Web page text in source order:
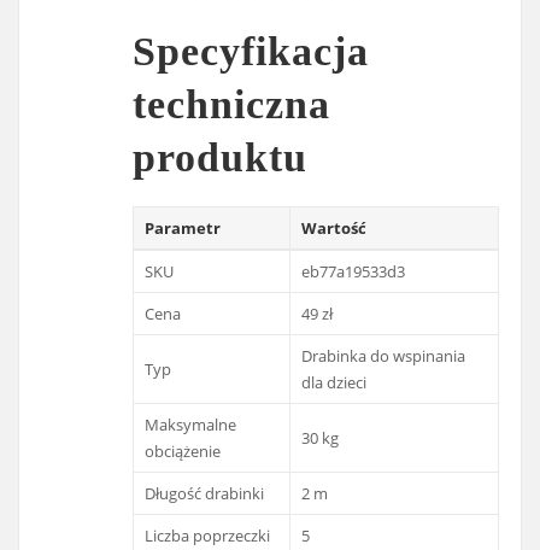
Specyfikacja
techniczna
produktu
Parametr
Wartość
SKU
eb77a19533d3
Cena
49 zł
Typ
Drabinka do wspinania
dla dzieci
Maksymalne
obciążenie
30 kg
Długość drabinki
2 m
Liczba poprzeczki
5